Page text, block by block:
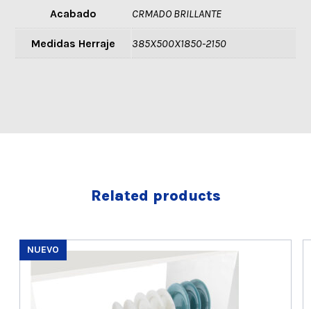
Acabado CRMADO BRILLANTE
Medidas Herraje 385X500X1850-2150
Related products
NUEVO